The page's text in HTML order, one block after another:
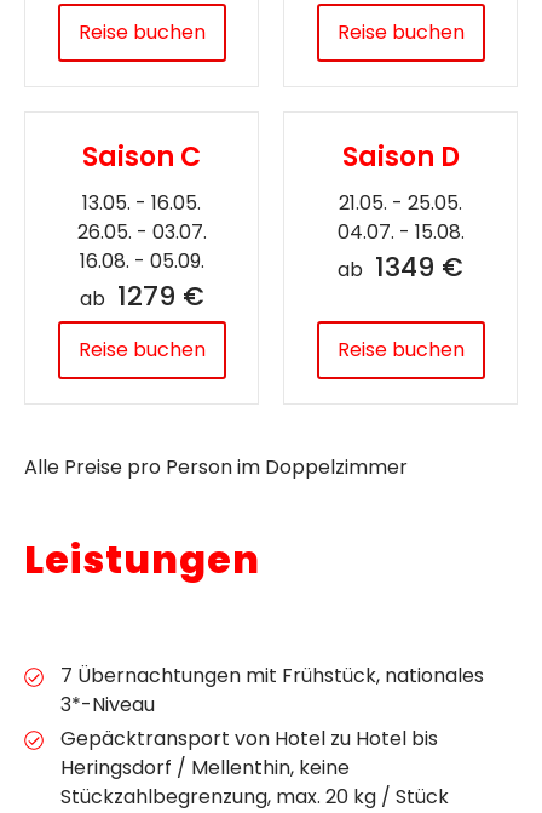
Reise buchen Reise buchen
Saison C
13.05. - 16.05.
26.05. - 03.07.
16.08. - 05.09.
ab 1279 €
Reise buchen
Saison D
21.05. - 25.05.
04.07. - 15.08.
ab 1349 €
Reise buchen
Alle Preise pro Person im Doppelzimmer
Leistungen
7 Übernachtungen mit Frühstück, nationales
3*-Niveau
Gepäcktransport von Hotel zu Hotel bis
Heringsdorf / Mellenthin, keine
Stückzahlbegrenzung, max. 20 kg / Stück